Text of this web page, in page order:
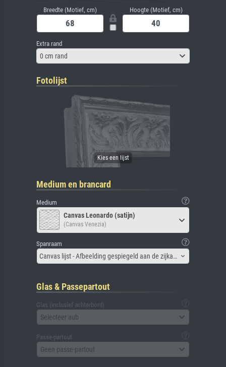
Breedte (Motief, cm) Hoogte (Motief, cm)
Extra rand
0 cm rand
Fotolijst
Medium en brancard
Medium
Canvas Leonardo (satijn)
(Canvas Venezia)
Spanraam
Canvas lijst - Afbeelding gespiegeld aan de zijkant
Glas & Passepartout
Glas (inclusief achterbord)
Selecteer aub
Passe-partout
Geen passe-partout